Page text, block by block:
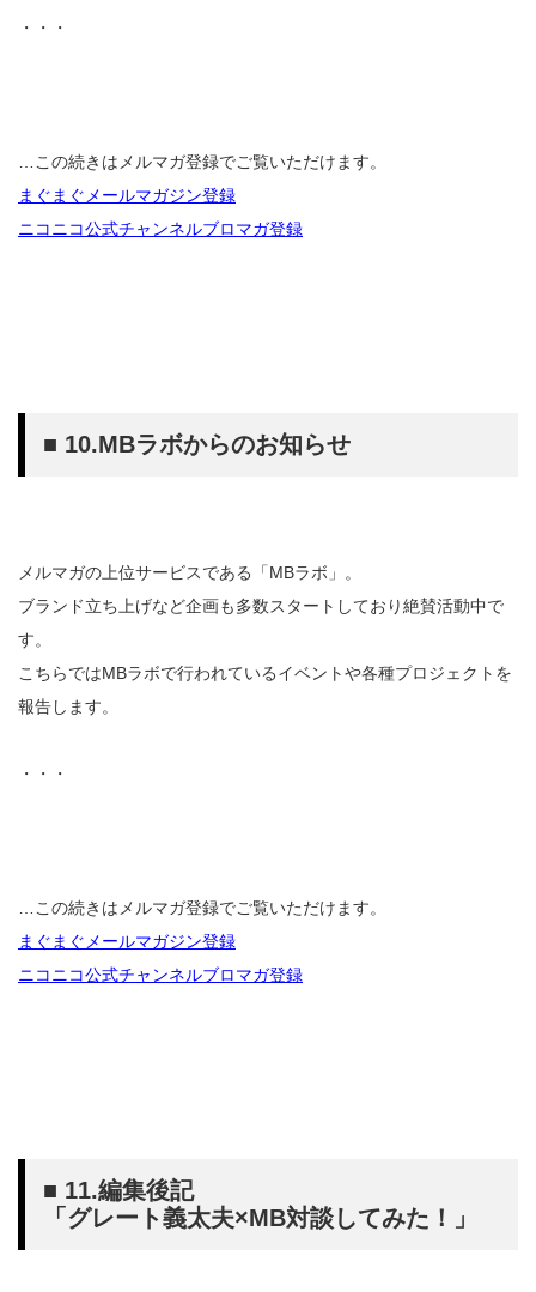
・・・
…この続きはメルマガ登録でご覧いただけます。
まぐまぐメールマガジン登録
ニコニコ公式チャンネルブロマガ登録
■ 10.MBラボからのお知らせ
メルマガの上位サービスである「MBラボ」。
ブランド立ち上げなど企画も多数スタートしており絶賛活動中で
す。
こちらではMBラボで行われているイベントや各種プロジェクトを
報告します。
・・・
…この続きはメルマガ登録でご覧いただけます。
まぐまぐメールマガジン登録
ニコニコ公式チャンネルブロマガ登録
■ 11.編集後記
「グレート義太夫×MB対談してみた！」